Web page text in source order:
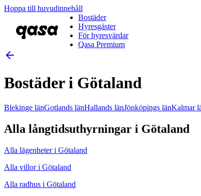
Hoppa till huvudinnehåll
Bostäder
Hyresgäster
För hyresvärdar
Qasa Premium
Bostäder i Götaland
Blekinge länGotlands länHallands länJönköpings länKalmar
Alla långtidsuthyrningar i Götaland
Alla lägenheter i Götaland
Alla villor i Götaland
Alla radhus i Götaland